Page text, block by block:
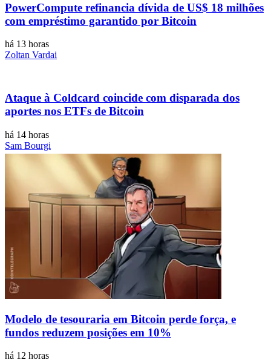
PowerCompute refinancia dívida de US$ 18 milhões
com empréstimo garantido por Bitcoin
há 13 horas
Zoltan Vardai
Ataque à Coldcard coincide com disparada dos
aportes nos ETFs de Bitcoin
há 14 horas
Sam Bourgi
Modelo de tesouraria em Bitcoin perde força, e
fundos reduzem posições em 10%
há 12 horas